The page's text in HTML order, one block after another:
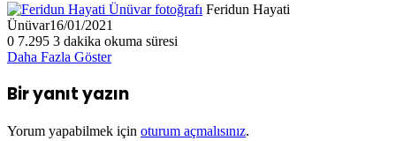
Feridun Hayati
Ünüvar16/01/2021
0 7.295 3 dakika okuma süresi
Daha Fazla Göster
Bir yanıt yazın
Yorum yapabilmek için oturum açmalısınız.